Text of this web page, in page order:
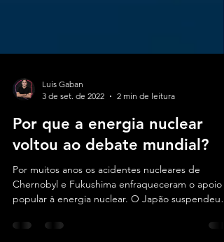
Luis Gaban
3 de set. de 2022
2 min de leitura
Por que a energia nuclear
voltou ao debate mundial?
Por muitos anos os acidentes nucleares de